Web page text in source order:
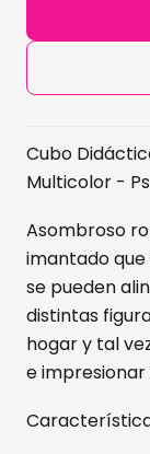
Cubo
Multicolor - Ps
Asombroso
imantado que
se pueden
distintas
hogar y tal
e impresionar